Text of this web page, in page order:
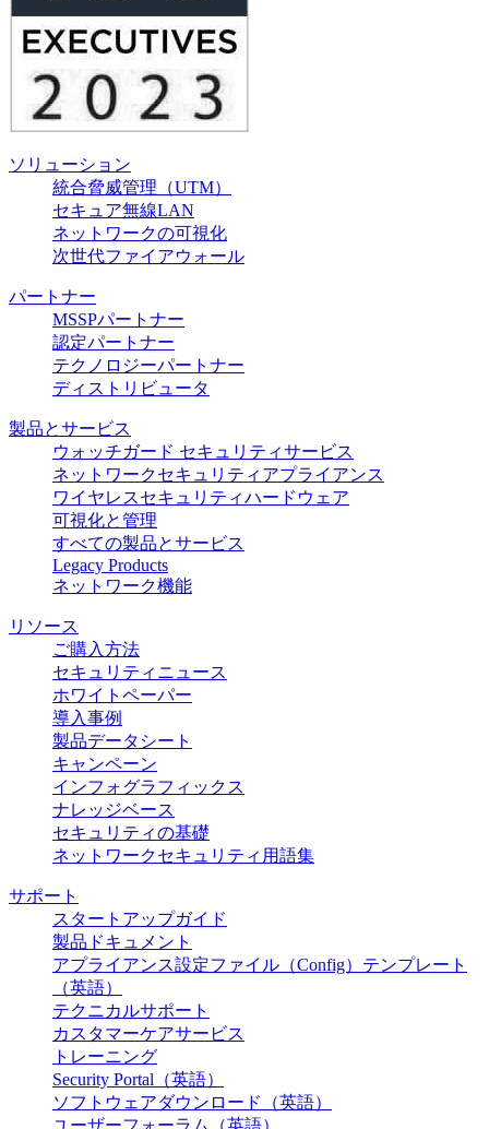
ソリューション
統合脅威管理（UTM）
セキュア無線LAN
ネットワークの可視化
次世代ファイアウォール
パートナー
MSSPパートナー
認定パートナー
テクノロジーパートナー
ディストリビュータ
製品とサービス
ウォッチガード セキュリティサービス
ネットワークセキュリティアプライアンス
ワイヤレスセキュリティハードウェア
可視化と管理
すべての製品とサービス
Legacy Products
ネットワーク機能
リソース
ご購入方法
セキュリティニュース
ホワイトペーパー
導入事例
製品データシート
キャンペーン
インフォグラフィックス
ナレッジベース
セキュリティの基礎
ネットワークセキュリティ用語集
サポート
スタートアップガイド
製品ドキュメント
アプライアンス設定ファイル（Config）テンプレート
（英語）
テクニカルサポート
カスタマーケアサービス
トレーニング
Security Portal（英語）
ソフトウェアダウンロード（英語）